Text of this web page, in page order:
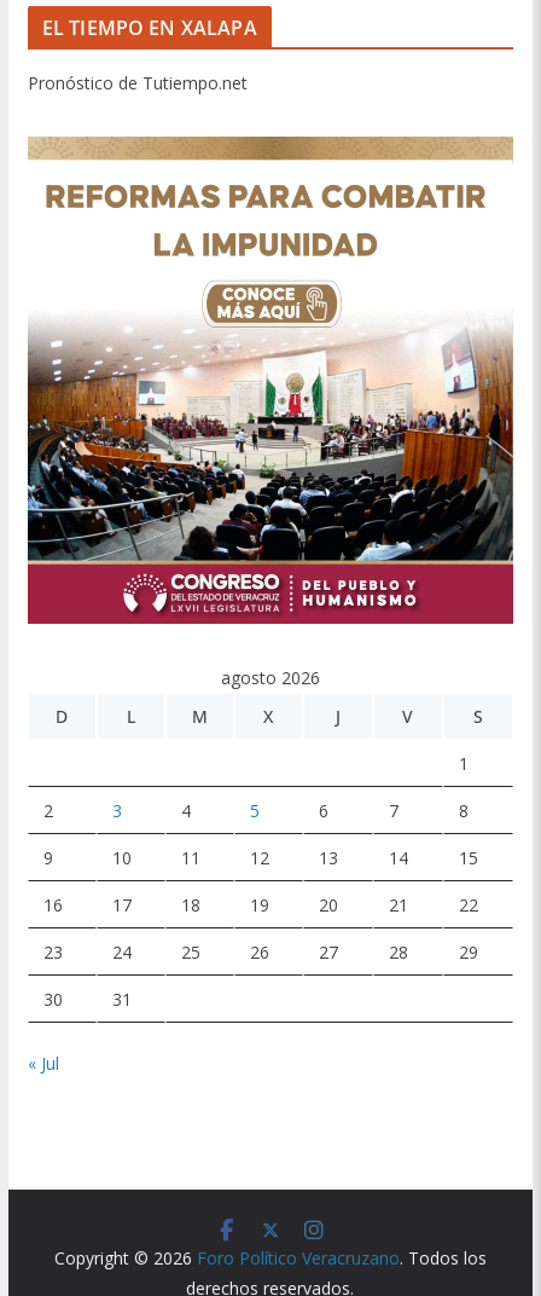
EL TIEMPO EN XALAPA
Pronóstico de Tutiempo.net
agosto 2026
D
L M X J V S
1
2 3 4 5 6 7 8
9 10 11 12 13 14 15
16 17 18 19 20 21 22
23 24 25 26 27 28 29
30 31
« Jul
Copyright © 2026 Foro Político Veracruzano. Todos los
derechos reservados.